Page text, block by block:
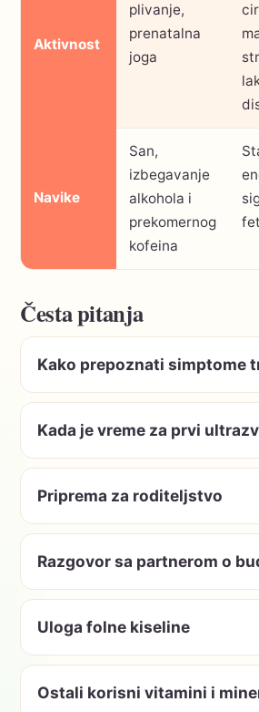
Aktivnost
plivanje,
prenatalna
joga
Navike
San,
izbegavanje
alkohola i
prekomernog
kofeina
Česta pitanja
Kako prepoznati simptome
Kada je vreme za prvi
Priprema za roditeljstvo
Razgovor sa partnerom o
Uloga folne kiseline
Ostali korisni vitamini i